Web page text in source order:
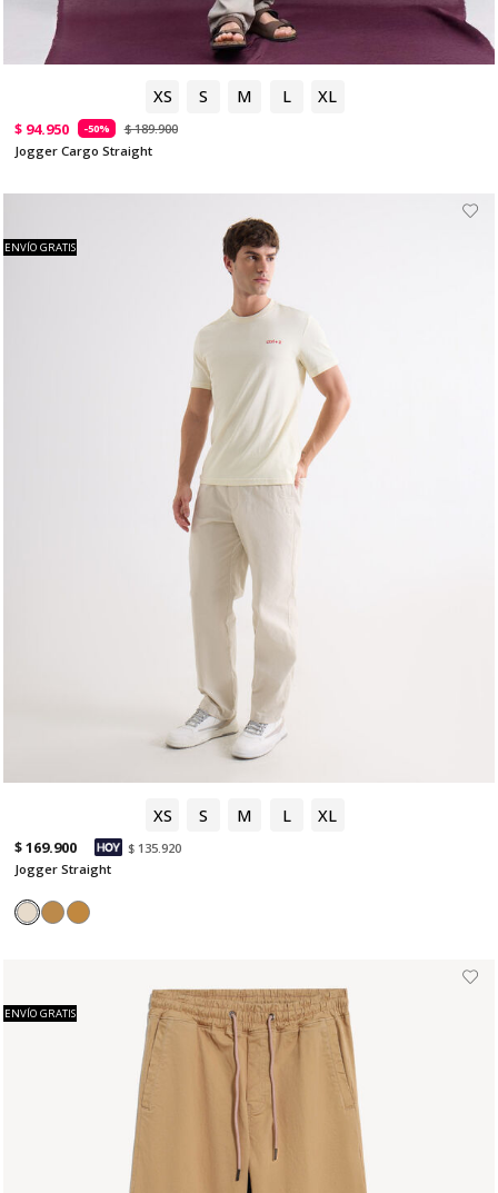
XS S M L XL
$ 94.950 -50%
$ 189.900
Jogger Cargo Straight
XS S M L XL
ENVÍO GRATIS
$ 169.900
$ 135.920
Jogger Straight
ENVÍO GRATIS